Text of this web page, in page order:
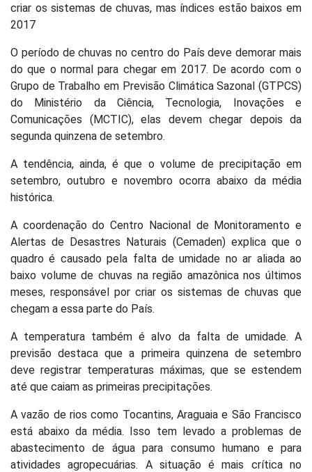
criar os sistemas de chuvas, mas índices estão baixos em
2017
O período de chuvas no centro do País deve demorar mais
do que o normal para chegar em 2017. De acordo com o
Grupo de Trabalho em Previsão Climática Sazonal (GTPCS)
do Ministério da Ciência, Tecnologia, Inovações e
Comunicações (MCTIC), elas devem chegar depois da
segunda quinzena de setembro.
A tendência, ainda, é que o volume de precipitação em
setembro, outubro e novembro ocorra abaixo da média
histórica.
A coordenação do Centro Nacional de Monitoramento e
Alertas de Desastres Naturais (Cemaden) explica que o
quadro é causado pela falta de umidade no ar aliada ao
baixo volume de chuvas na região amazônica nos últimos
meses, responsável por criar os sistemas de chuvas que
chegam a essa parte do País.
A temperatura também é alvo da falta de umidade. A
previsão destaca que a primeira quinzena de setembro
deve registrar temperaturas máximas, que se estendem
até que caiam as primeiras precipitações.
A vazão de rios como Tocantins, Araguaia e São Francisco
está abaixo da média. Isso tem levado a problemas de
abastecimento de água para consumo humano e para
atividades agropecuárias. A situação é mais crítica no